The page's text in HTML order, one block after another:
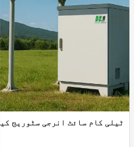
(اسٹیک ایبل)
ٹیلی کام سائٹ انرجی